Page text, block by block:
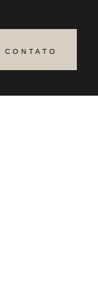
CONTATO